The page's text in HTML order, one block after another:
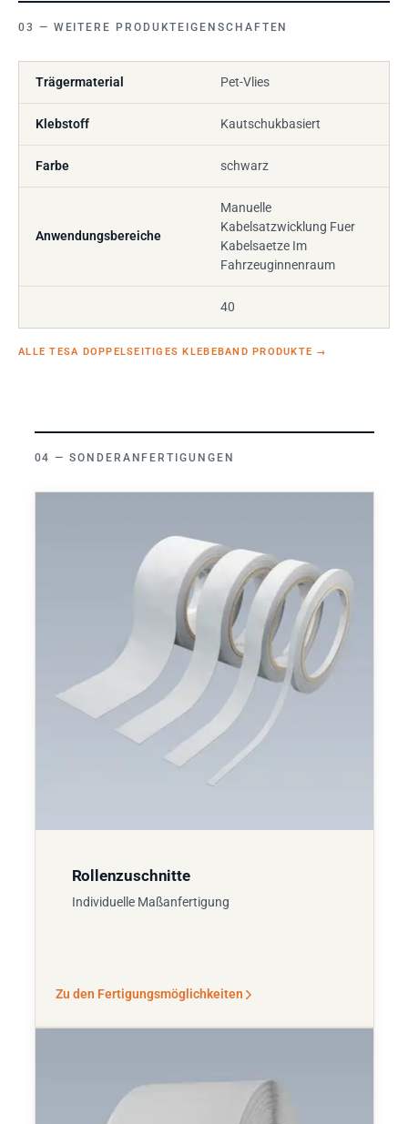
WEITERE PRODUKTEIGENSCHAFTEN
Trägermaterial Pet-Vlies
Klebstoff Kautschukbasiert
Farbe schwarz
Anwendungsbereiche
Manuelle
Kabelsatzwicklung Fuer
Kabelsaetze Im
Fahrzeuginnenraum
40
ALLE TESA DOPPELSEITIGES KLEBEBAND PRODUKTE →
SONDERANFERTIGUNGEN
Rollenzuschnitte
Individuelle Maßanfertigung
Zu den Fertigungsmöglichkeiten